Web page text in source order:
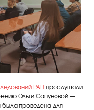
РАН прослушали
Ольги Сапуновой —
была проведена для